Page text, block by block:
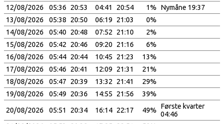
12/08/2026
05:36 20:53 04:41 20:54 1%
Nymåne 19:37
13/08/2026
05:38 20:50 06:19 21:03
0%
14/08/2026
05:40 20:48 07:52 21:10
2%
15/08/2026
05:42 20:46 09:20 21:16
6%
16/08/2026
05:44 20:44 10:45 21:23
13%
17/08/2026
05:46 20:41 12:09 21:31
21%
18/08/2026
05:47 20:39 13:32 21:41
29%
19/08/2026
05:49 20:36 14:55 21:56 39%
20/08/2026 05:51 20:34 16:14 22:17 49%
Første kvarter
04:46